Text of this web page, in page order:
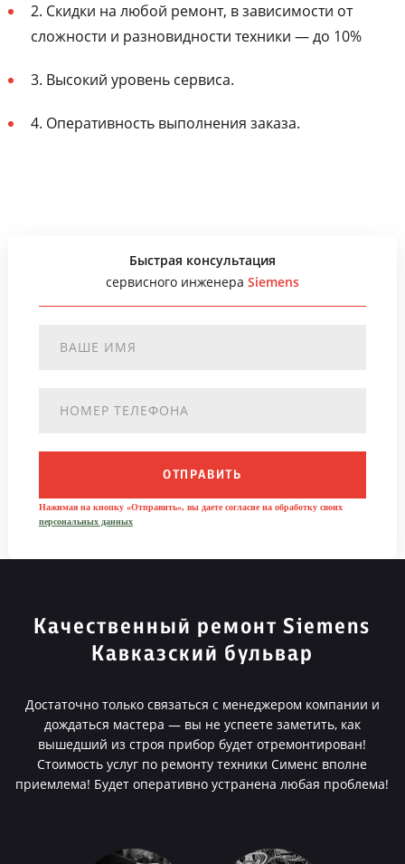
2. Скидки на любой ремонт, в зависимости от
сложности и разновидности техники — до 10%
3. Высокий уровень сервиса.
4. Оперативность выполнения заказа.
Быстрая консультация
сервисного инженера Siemens
ОТПРАВИТЬ
Нажимая на кнопку «Отправить», вы даете согласие на обработку своих
персональных данных
Качественный ремонт Siemens
Кавказский бульвар
Достаточно только связаться с менеджером компании и
дождаться мастера — вы не успеете заметить, как
вышедший из строя прибор будет отремонтирован!
Стоимость услуг по ремонту техники Сименс вполне
приемлема! Будет оперативно устранена любая проблема!